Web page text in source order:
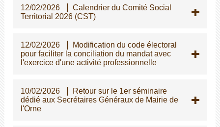
12/02/2026
Calendrier du Comité Social
Territorial 2026 (CST)
12/02/2026
Modification du code électoral
pour faciliter la conciliation du mandat avec
l'exercice d'une activité professionnelle
10/02/2026
Retour sur le 1er séminaire
dédié aux Secrétaires Généraux de Mairie de
l'Orne